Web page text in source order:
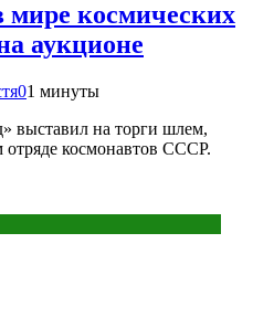
космических
аукционе
01 минуты
выставил на торги шлем,
отряде космонавтов СССР.